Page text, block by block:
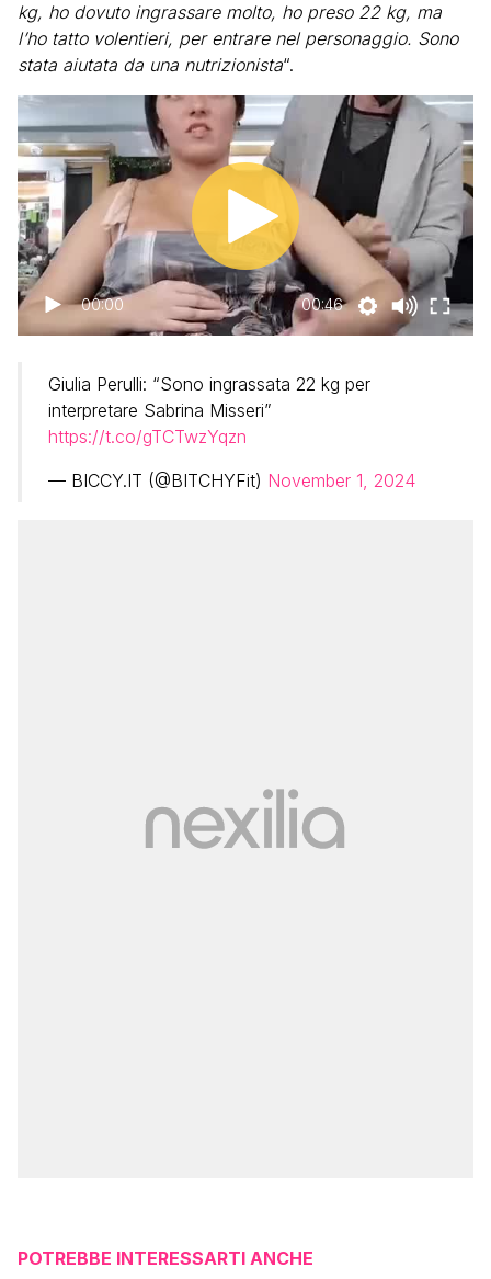
kg, ho dovuto ingrassare molto, ho preso 22 kg, ma
l’ho tatto volentieri, per entrare nel personaggio. Sono
stata aiutata da una nutrizionista“.
00:00 00:46
Giulia Perulli: “Sono ingrassata 22 kg per
interpretare Sabrina Misseri”
https://t.co/gTCTwzYqzn
— BICCY.IT (@BITCHYFit) November 1, 2024
POTREBBE INTERESSARTI ANCHE